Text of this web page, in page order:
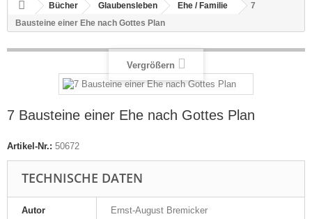
Bücher Glaubensleben Ehe / Familie
7
Bausteine einer Ehe nach Gottes Plan
Vergrößern
7 Bausteine einer Ehe nach Gottes Plan
Artikel-Nr.: 50672
TECHNISCHE DATEN
Autor Ernst-August Bremicker